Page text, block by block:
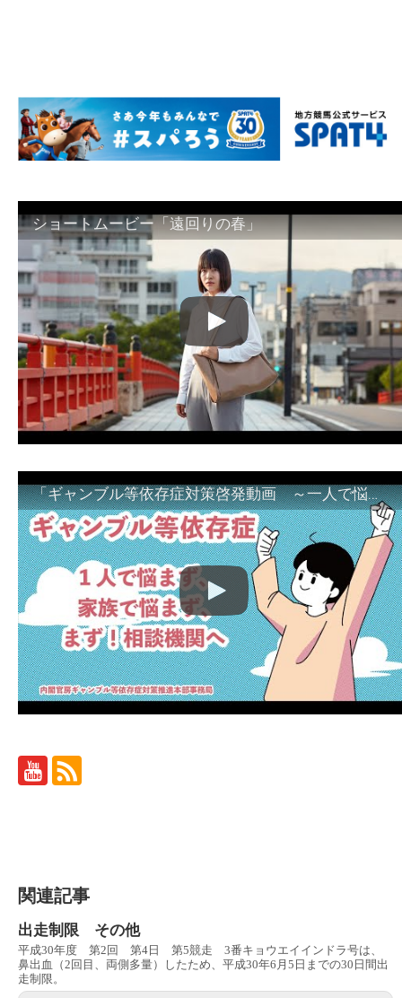
ショートムービー「遠回りの春」
「ギャンブル等依存症対策啓発動画 ～一人で悩まず、家族で悩まず、まず！相談機関へ～」
関連記事
出走制限 その他
平成30年度 第2回 第4日 第5競走 3番キョウエイインドラ号は、
鼻出血（2回目、両側多量）したため、平成30年6月5日までの30日間出
走制限。